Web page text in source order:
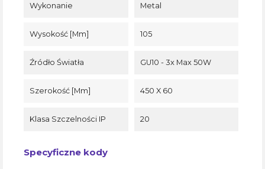
Wykonanie Metal
Wysokość [mm] 105
Źródło Światła GU10 - 3x Max 50W
Szerokość [mm] 450 X 60
Klasa Szczelności IP 20
Specyficzne kody